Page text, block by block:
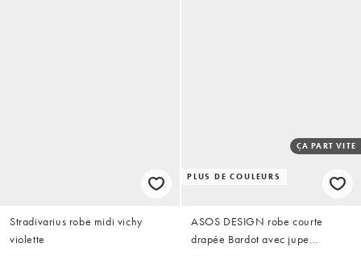
Stradivarius robe midi vichy
violette
PLUS DE COULEURS
ÇA PART VITE
ASOS DESIGN robe courte
drapée Bardot avec jupe